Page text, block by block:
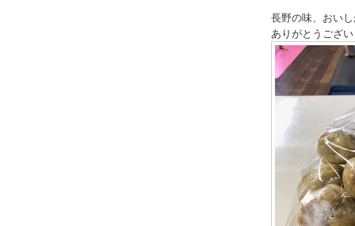
長野の味、おい
ありがとうござ